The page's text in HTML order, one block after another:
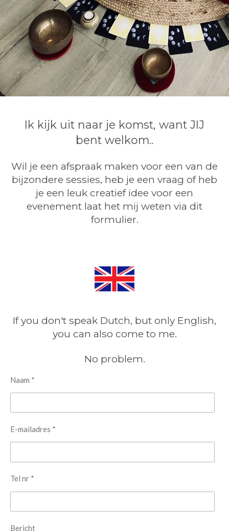
Ik kijk uit naar je komst, want JIJ
bent welkom..
Wil je een afspraak maken voor een van de
bijzondere sessies, heb je een vraag of heb
je een leuk creatief idee voor een
evenement laat het mij weten via dit
formulier.
Ifyou don't speak Dutch, but only English,
you can also come to me.
No problem.
Naam *
E-mailadres *
Tel nr *
Bericht